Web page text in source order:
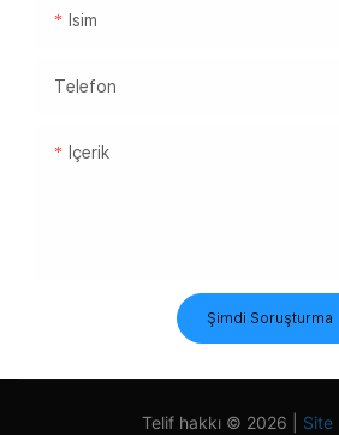
Isim
Telefon
Içerik
Şimdi Soruşturma
Telif hakkı © 2026 | Site